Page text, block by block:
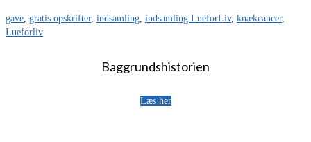
gave, gratis opskrifter, indsamling, indsamling LueforLiv, knækcancer,
Lueforliv
Baggrundshistorien
Læs her